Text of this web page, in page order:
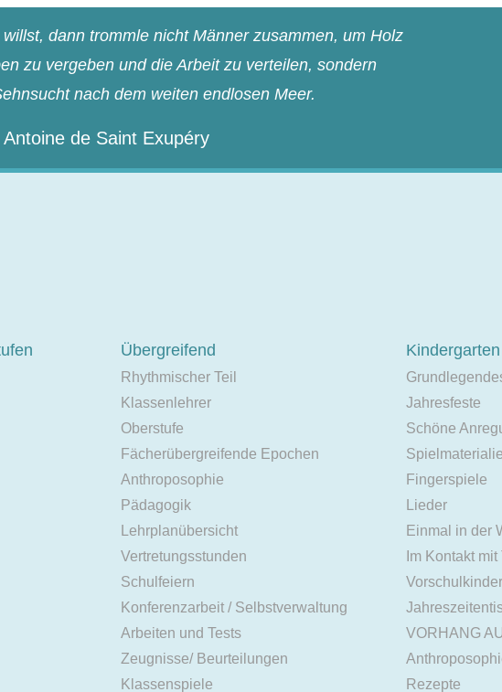
dann trommle nicht Männer zusammen, um Holz
zu vergeben und die Arbeit zu verteilen, sondern
nach dem weiten endlosen Meer.
Antoine de Saint Exupéry
Übergreifend
Rhythmischer Teil
Klassenlehrer
Oberstufe
Fächerübergreifende Epochen
Anthroposophie
Pädagogik
Lehrplanübersicht
Vertretungsstunden
Schulfeiern
Konferenzarbeit / Selbstverwaltung
Arbeiten und Tests
Zeugnisse/ Beurteilungen
Klassenspiele
Kindergarten
Jahresfeste
Schöne
Fingerspiele
Lieder
Einmal in der
Im Kontakt mit
Vorschulkinder
VORHANG
Rezepte